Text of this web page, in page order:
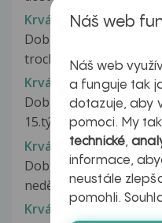
Krvácení
Dobrý den. Při
trochu krve.Neřešila
Krvácení
Dobrý den pane
15.týdnu těhotenství a
Krvácení
Dobrý den, chtěla bych
neděli jsem měla velké
Krvácení
Náš web
Náš web
a funguje tak
dotazuje, aby
pomoci. My
technické,
informace,
neustále
pomohli.